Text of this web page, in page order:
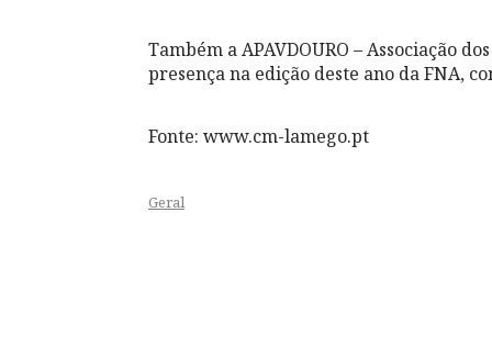
Também a APAVDOURO – Associação
presença na edição deste ano da FNA,
Fonte: www.cm-lamego.pt
Geral